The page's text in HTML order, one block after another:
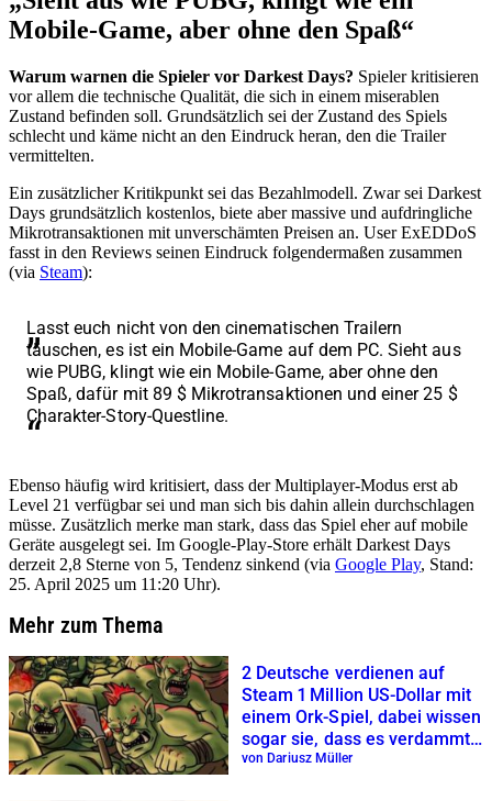
Mobile-Game, aber ohne den Spaß“
Warum warnen die Spieler vor Darkest Days? Spieler kritisieren
vor allem die technische Qualität, die sich in einem miserablen
Zustand befinden soll. Grundsätzlich sei der Zustand des Spiels
schlecht und käme nicht an den Eindruck heran, den die Trailer
vermittelten.
Ein zusätzlicher Kritikpunkt sei das Bezahlmodell. Zwar sei Darkest
Days grundsätzlich kostenlos, biete aber massive und aufdringliche
Mikrotransaktionen mit unverschämten Preisen an. User ExEDDoS
fasst in den Reviews seinen Eindruck folgendermaßen zusammen
(via Steam):
Lasst euch nicht von den cinematischen Trailern
täuschen, es ist ein Mobile-Game auf dem PC. Sieht aus
wie PUBG, klingt wie ein Mobile-Game, aber ohne den
Spaß, dafür mit 89 $ Mikrotransaktionen und einer 25 $
Charakter-Story-Questline.
Ebenso häufig wird kritisiert, dass der Multiplayer-Modus erst ab
Level 21 verfügbar sei und man sich bis dahin allein durchschlagen
müsse. Zusätzlich merke man stark, dass das Spiel eher auf mobile
Geräte ausgelegt sei. Im Google-Play-Store erhält Darkest Days
derzeit 2,8 Sterne von 5, Tendenz sinkend (via Google Play, Stand:
25. April 2025 um 11:20 Uhr).
Mehr zum Thema
2 Deutsche verdienen auf
Steam 1 Million US-Dollar mit
einem Ork-Spiel, dabei wissen
sogar sie, dass es verdammt
hässlich ist
von Dariusz Müller